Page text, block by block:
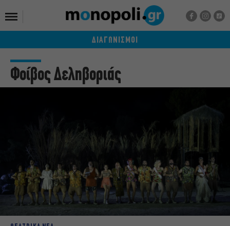
ΔΙΑΓΩΝΙΣΜΟΙ
Φοίβος Δεληβοριάς